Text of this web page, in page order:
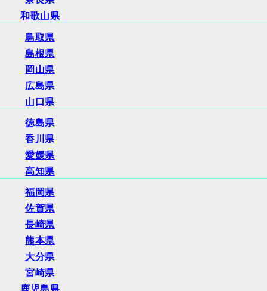
和歌山県
鳥取県
島根県
岡山県
広島県
山口県
徳島県
香川県
愛媛県
高知県
福岡県
佐賀県
長崎県
熊本県
大分県
宮崎県